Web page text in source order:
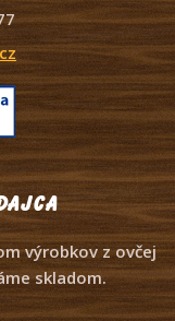
výrobkov z ovčej
skladom.